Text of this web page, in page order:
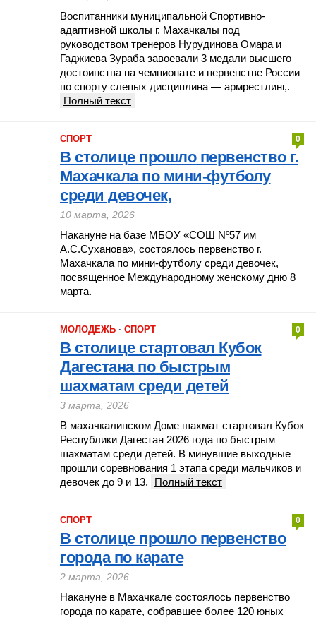
Воспитанники муниципальной Спортивно-
адаптивной школы г. Махачкалы под
руководством тренеров Нурудинова Омара и
Гаджиева Зураба завоевали 3 медали высшего
достоинства на чемпионате и первенстве России
по спорту слепых дисциплина — армрестлинг,.
Полный текст
СПОРТ 0
В столице прошло первенство г.
Махачкала по мини-футболу
среди девочек,
10 марта, 2026
Накануне на базе МБОУ «СОШ Nº57 им
А.С.Суханова», состоялось первенство г.
Махачкала по мини-футболу среди девочек,
посвященное Международному женскому дню 8
марта.
МОЛОДЕЖЬ · СПОРТ 0
В столице стартовал Кубок
Дагестана по быстрым
шахматам среди детей
3 марта, 2026
В махачкалинском Доме шахмат стартовал Кубок
Республики Дагестан 2026 года по быстрым
шахматам среди детей. В минувшие выходные
прошли соревнования 1 этапа среди мальчиков и
девочек до 9 и 13.
Полный текст
СПОРТ 0
В столице прошло первенство
города по карате
2 марта, 2026
Накануне в Махачкале состоялось первенство
города по карате, собравшее более 120 юных